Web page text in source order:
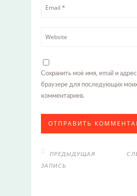
Сохранить моё имя, email и адрес
браузере для последующих
комментариев.
ПРЕДЫДУЩАЯ
ЗАПИСЬ